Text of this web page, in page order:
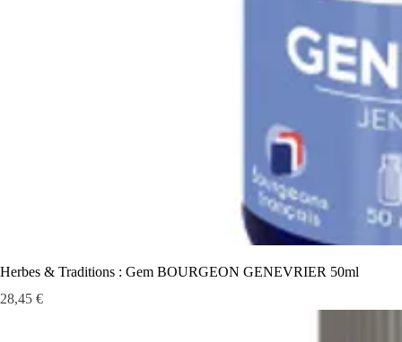
Herbes & Traditions : Gem BOURGEON GENEVRIER 50ml
Prix
28,45 €